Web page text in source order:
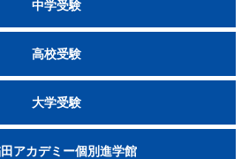
中学受験
高校受験
大学受験
アカデミー個別進学館